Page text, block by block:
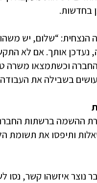
בחדשות.
“שלום, יש
אותך. אם לא
וכשתמצאו משרה
בשבילה את
ההשמה ברשתות
ותיפסו את תשומת
איזשהו קשר, נסו